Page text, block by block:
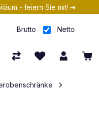
- feiern Sie mit! ➔
Brutto Netto